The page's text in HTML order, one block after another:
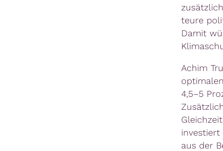
teure
Damit
Achim
4,5–5
investiert
aus der